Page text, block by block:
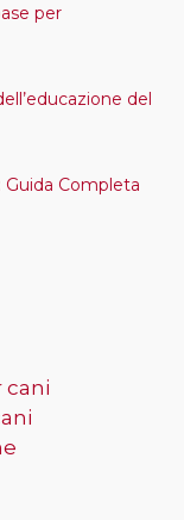
per
del
Guida Completa
cani